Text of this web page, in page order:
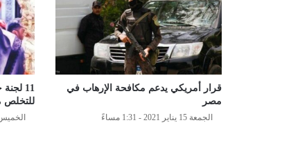
قرار أمريكي يدعم مكافحة الإرهاب في
مصر
الجمعة 15 يناير 2021 - 1:31 مساءً
11
للتخلص
الخميس 19 نوفمبر 2020 - 12:42